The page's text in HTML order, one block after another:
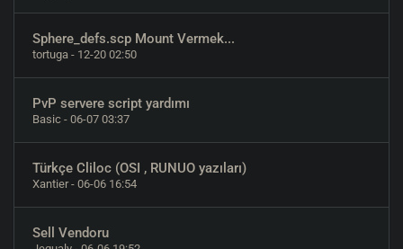
Sphere_defs.scp Mount Vermek...
tortuga - 12-20 02:50
PvP servere script yardımı
Basic - 06-07 03:37
Türkçe Cliloc (OSI , RUNUO yazıları)
Xantier- 06-06 16:54
Sell Vendoru